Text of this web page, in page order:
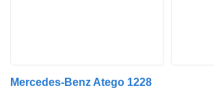
Mercedes-Benz Atego 1228